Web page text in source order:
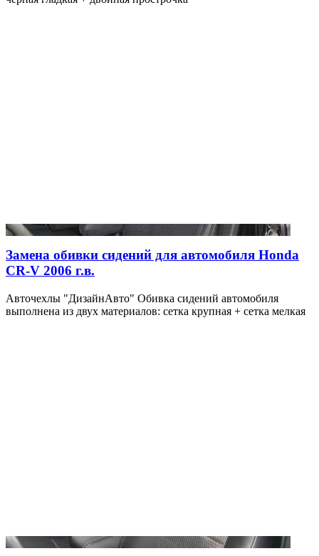
Замена обивки сидений для автомобиля Honda
CR-V 2006 г.в.
Авточехлы "ДизайнАвто" Обивка сидений автомобиля
выполнена из двух материалов: сетка крупная + сетка мелкая